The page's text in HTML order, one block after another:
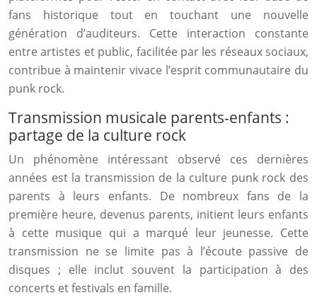
fans historique tout en touchant une nouvelle
génération d’auditeurs. Cette interaction constante
entre artistes et public, facilitée par les réseaux sociaux,
contribue à maintenir vivace l’esprit communautaire du
punk rock.
Transmission musicale parents-enfants :
partage de la culture rock
Un phénomène intéressant observé ces dernières
années est la transmission de la culture punk rock des
parents à leurs enfants. De nombreux fans de la
première heure, devenus parents, initient leurs enfants
à cette musique qui a marqué leur jeunesse. Cette
transmission ne se limite pas à l’écoute passive de
disques ; elle inclut souvent la participation à des
concerts et festivals en famille.